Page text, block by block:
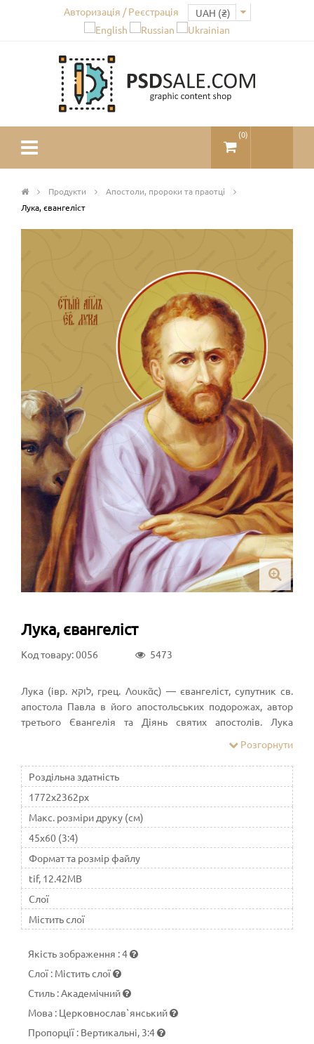
Авторизація / Реєстрація
(0)
Продукти
Апостоли, пророки та праотці
Лука, євангеліст
Лука, євангеліст
Код товару: 0056 5473
Лука (івр. לוקא‎, грец. Λουκᾶς) — євангеліст, супутник св.
апостола Павла в його апостольських подорожах, автор
третього Євангелія та Діянь святих апостолів. Лука
4:14). Він описав життя і діяльність апостолів та
детальніше події пов'язані з апостолом Павлом у книзі
Діянь святих Апостолів. Декілька вісток про своє життя
подає сам св. Лука в другій своїй книзі, що ввійшла до
Святого Письма тобто в Діяннях Апостолів, а інші дані є з
Передання.
Розгорнути
Роздільна здатність
1772x2362px
Макс. розміри друку (см)
45x60 (3:4)
Формат та розмір файлу
tif, 12.42MB
Слої
Містить слої
Якість зображення :4
Слої : Містить слої
Стиль :Академічний
Мова : Церковнослав`янський
Пропорції : Вертикальні, 3:4